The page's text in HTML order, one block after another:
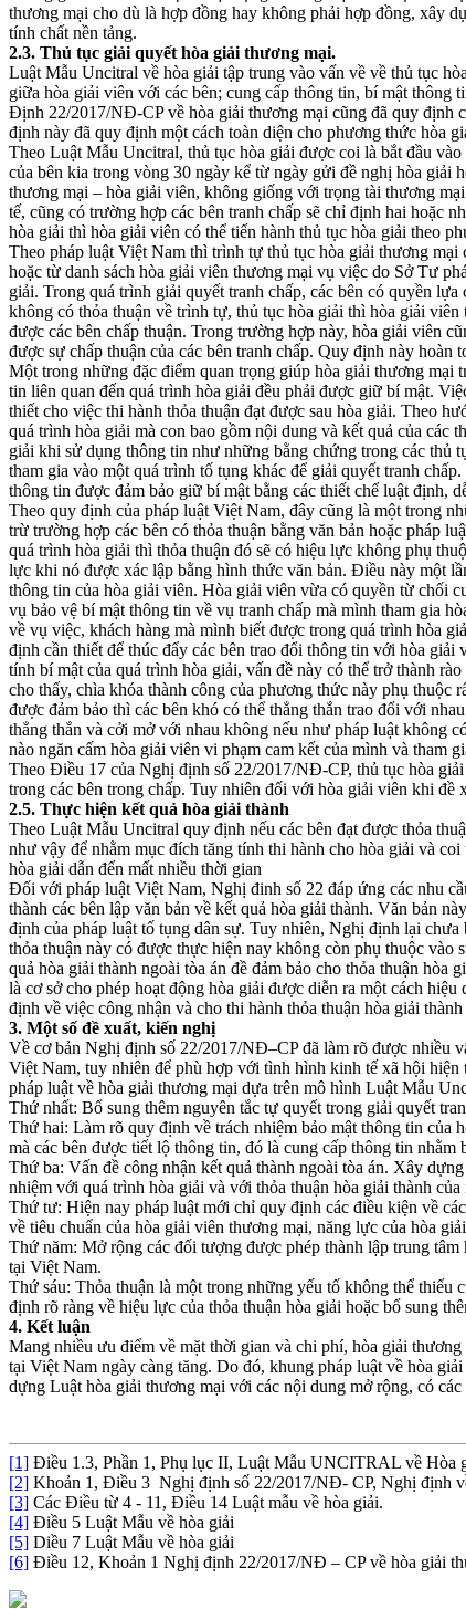
thương mại cho dù là hợp đồng hay không phải hợp đồng, xây
tính chất nền tảng.
2.3. Thủ tục giải quyết hòa giải thương mại.
Luật Mẫu Uncitral về hòa giải tập trung vào vấn về về thủ tục
giữa hòa giải viên với các bên; cung cấp thông tin, bí mật thông
Định 22/2017/NĐ-CP về hòa giải thương mại cũng đã quy định
định này đã quy định một cách toàn diện cho phương thức hòa
Theo Luật Mẫu Uncitral, thủ tục hòa giải được coi là bắt đầu
của bên kia trong vòng 30 ngày kể từ ngày gửi đề nghị hòa giải
thương mại – hòa giải viên, không giống với trọng tài thương
tế, cũng có trường hợp các bên tranh chấp sẽ chỉ định hai hoặc
hòa giải thì hòa giải viên có thể tiến hành thủ tục hòa giải theo
Theo pháp luật Việt Nam thì trình tự thủ tục hòa giải thương
hoặc từ danh sách hòa giải viên thương mại vụ việc do Sở Tư
giải. Trong quá trình giải quyết tranh chấp, các bên có quyền
không có thỏa thuận về trình tự, thủ tục hòa giải thì hòa giải
được các bên chấp thuận. Trong trường hợp này, hòa giải viên
được sự chấp thuận của các bên tranh chấp. Quy định này
Một trong những đặc điểm quan trọng giúp hòa giải thương mại
tin liên quan đến quá trình hòa giải đều phải được giữ bí mật.
thiết cho việc thi hành thỏa thuận đạt được sau hòa giải. Theo
quá trình hòa giải mà con bao gồm nội dung và kết quả của
giải khi sử dụng thông tin như những bằng chứng trong các thủ
tham gia vào một quá trình tố tụng khác để giải quyết tranh
thông tin được đảm bảo giữ bí mật bằng các thiết chế luật định,
Theo quy định của pháp luật Việt Nam, đây cũng là một trong
trừ trường hợp các bên có thỏa thuận bằng văn bản hoặc pháp
quá trình hòa giải thì thỏa thuận đó sẽ có hiệu lực không phụ
lực khi nó được xác lập bằng hình thức văn bản. Điều này một
thông tin của hòa giải viên. Hòa giải viên vừa có quyền từ chối
vụ bảo vệ bí mật thông tin về vụ tranh chấp mà mình tham gia
về vụ việc, khách hàng mà mình biết được trong quá trình hòa
định cần thiết để thúc đẩy các bên trao đổi thông tin với hòa
tính bí mật của quá trình hòa giải, vấn đề này có thể trở thành
cho thấy, chìa khóa thành công của phương thức này phụ thuộc
được đảm bảo thì các bên khó có thể thẳng thắn trao đổi với
thẳng thắn và cởi mở với nhau không nếu như pháp luật không
nào ngăn cấm hòa giải viên vi phạm cam kết của mình và tham
Theo Điều 17 của Nghị định số 22/2017/NĐ-CP, thủ tục hòa
trong các bên trong chấp. Tuy nhiên đối với hòa giải viên khi
2.5. Thực hiện kết quả hòa giải thành
Theo Luật Mẫu Uncitral quy định nếu các bên đạt được thỏa
như vậy để nhằm mục đích tăng tính thi hành cho hòa giải và
hòa giải dẫn đến mất nhiều thời gian
Đối với pháp luật Việt Nam, Nghị đinh số 22 đáp ứng các nhu
thành các bên lập văn bản về kết quả hòa giải thành. Văn bản
định của pháp luật tố tụng dân sự. Tuy nhiên, Nghị định lại
thỏa thuận này có được thực hiện nay không còn phụ thuộc
quả hòa giải thành ngoài tòa án đề đảm bảo cho thỏa thuận
là cơ sở cho phép hoạt động hòa giải được diễn ra một cách
định về việc công nhận và cho thi hành thỏa thuận hòa giải
3. Một số đề xuất, kiến nghị
Về cơ bản Nghị định số 22/2017/NĐ–CP đã làm rõ được nhiều
Việt Nam, tuy nhiên để phù hợp với tình hình kinh tế xã hội
pháp luật về hòa giải thương mại dựa trên mô hình Luật Mẫu
Thứ nhất: Bổ sung thêm nguyên tắc tự quyết trong giải quyết
Thứ hai: Làm rõ quy định về trách nhiệm bảo mật thông tin của
mà các bên được tiết lộ thông tin, đó là cung cấp thông tin
Thứ ba: Vấn đề công nhận kết quả thành ngoài tòa án. Xây
nhiệm với quá trình hòa giải và với thỏa thuận hòa giải thành của
Thứ tư: Hiện nay pháp luật mới chỉ quy định các điều kiện về
về tiêu chuẩn của hòa giải viên thương mại, năng lực của hòa
Thứ năm: Mở rộng các đối tượng được phép thành lập trung
tại Việt Nam.
Thứ sáu: Thỏa thuận là một trong những yếu tố không thể thiếu
định rõ ràng về hiệu lực của thỏa thuận hòa giải hoặc bổ sung
4. Kết luận
Mang nhiều ưu điểm về mặt thời gian và chi phí, hòa giải
tại Việt Nam ngày càng tăng. Do đó, khung pháp luật về hòa
dựng Luật hòa giải thương mại với các nội dung mở rộng, có
[1] Điều 1.3, Phần 1, Phụ lục II, Luật Mẫu UNCITRAL về Hòa
[2] Khoản 1, Điều 3 Nghị định số 22/2017/NĐ- CP, Nghị định
[3] Các Điều từ 4 - 11, Điều 14 Luật mẫu về hòa giải.
[4] Điều 5 Luật Mẫu về hòa giải
[5] Diều 7 Luật Mẫu về hòa giải
[6] Điều 12, Khoản 1 Nghị định 22/2017/NĐ – CP về hòa giải